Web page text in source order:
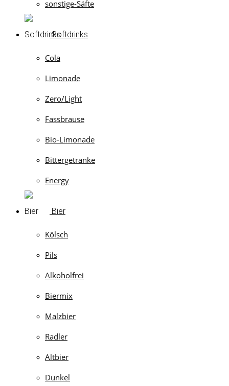
sonstige-Säfte
Softdrinks
Cola
Limonade
Zero/Light
Fassbrause
Bio-Limonade
Bittergetränke
Energy
Bier
Kölsch
Pils
Alkoholfrei
Biermix
Malzbier
Radler
Altbier
Dunkel